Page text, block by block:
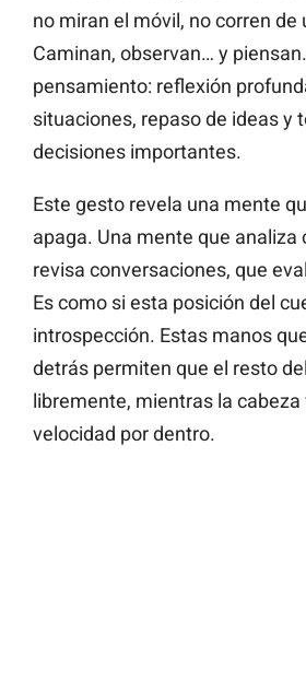
no miran el móvil, no corren de
Caminan, observan… y
pensamiento: reflexión
situaciones, repaso de ideas y
decisiones importantes.
Este gesto revela una mente
apaga. Una mente que analiza
revisa conversaciones, que
Es como si esta posición del
introspección. Estas manos
detrás permiten que el resto
libremente, mientras la cabeza
velocidad por dentro.